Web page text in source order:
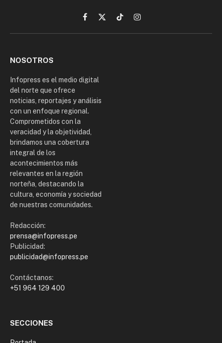
Facebook
X
(Twitter)
TikTokInstagram
NOSOTROS
Infopress es el medio digital
del norte que ofrece
noticias, reportajes y análisis
con un enfoque regional.
Comprometidos con la
veracidad y la objetividad,
brindamos una cobertura
integral de los
acontecimientos más
relevantes en la región
norteña, destacando la
cultura, economía y sociedad
de nuestras comunidades.
Redacción:
prensa@infopress.pe
Publicidad:
publicidad@infopress.pe
Contáctanos:
+51 964 129 400
SECCIONES